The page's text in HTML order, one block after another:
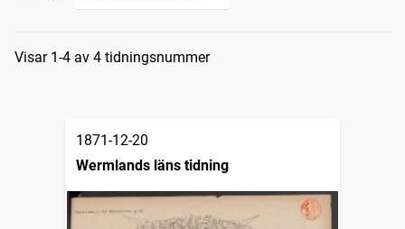
Sökresultat
Visar 1-4 av 4 tidningsnummer
1871-12-20
Wermlands läns tidning